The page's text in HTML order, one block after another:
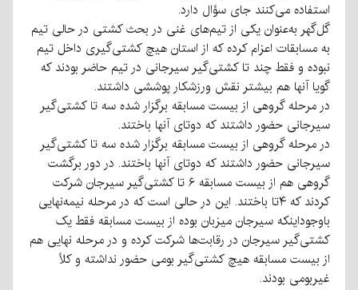
استفاده می‌کنند جای سؤال دارد.
گل‌گهر به‌عنوان یکی از تیم‌های غنی در بحث کشتی در حالی تیم
به مسابقات اعزام کرده که از استان هیچ کشتی‌گیری داخل تیم
نبوده و فقط چند تا کشتی‌گیر سیرجانی در تیم حاضر بودند که
گویا آنها هم بیشتر نقش ورزشکار پوششی داشتند.
در مرحله گروهی از بیست مسابقه برگزار شده سه تا کشتی‌گیر
سیرجانی حضور داشتند که دوتای آنها باختند.
در مرحله گروهی از بیست مسابقه برگزار شده سه تا کشتی‌گیر
سیرجانی حضور داشتند که دوتای آنها باختند. در دور برگشت
گروهی هم از بیست مسابقه ۶ تا کشتی‌گیر سیرجان شرکت
کردند که ۴تا باختند.
این در حالی است که در مرحله نیمه‌نهایی
باوجوداینکه سیرجان میزبان بوده از بیست مسابقه فقط یک
کشتی‌گیر سیرجان در رقابت‌ها شرکت کرده و در مرحله نهایی هم
از بیست مسابقه هیچ کشتی‌گیر بومی حضور نداشته و کلاً
غیربومی بودند.